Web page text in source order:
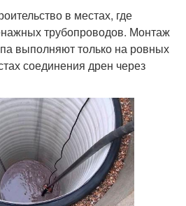
в местах, где
трубопроводов. Монтаж
выполняют только на ровных
соединения дрен через